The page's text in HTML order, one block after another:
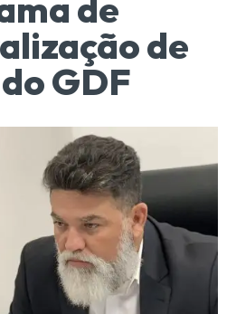
de
de
GDF